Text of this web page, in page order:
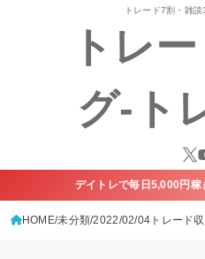
トレード7割・雑
トレ
グ-ト
デイトレで毎日5,000円稼
HOME 未分類 2022/02/04トレード